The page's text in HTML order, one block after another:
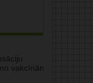
vakcīnām